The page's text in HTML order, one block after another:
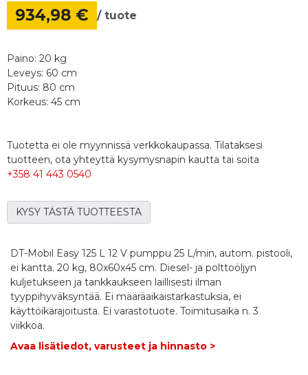
934,98 € / tuote
Paino: 20 kg
Leveys: 60 cm
Pituus: 80 cm
Korkeus: 45 cm
Tuotetta ei ole myynnissä verkkokaupassa. Tilataksesi
tuotteen, ota yhteyttä kysymysnapin kautta tai soita
+358 41 443 0540
KYSY TÄSTÄ TUOTTEESTA
DT-Mobil Easy 125 L 12 V pumppu 25 L/min, autom. pistooli,
ei kantta. 20 kg, 80x60x45 cm. Diesel- ja polttoöljyn
kuljetukseen ja tankkaukseen laillisesti ilman
tyyppihyväksyntää. Ei määräaikaistarkastuksia, ei
käyttöikärajoitusta. Ei varastotuote. Toimitusaika n. 3
viikkoa.
Avaa lisätiedot, varusteet ja hinnasto >